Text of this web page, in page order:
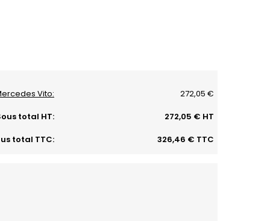
Vito:
272,05 €
total HT:
272,05 € HT
total TTC:
326,46 € TTC